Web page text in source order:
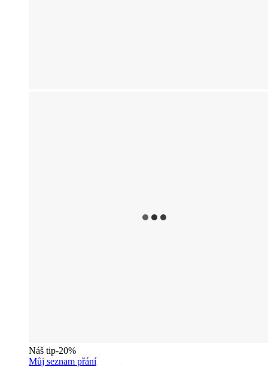
Náš tip-20%
Můj seznam přání